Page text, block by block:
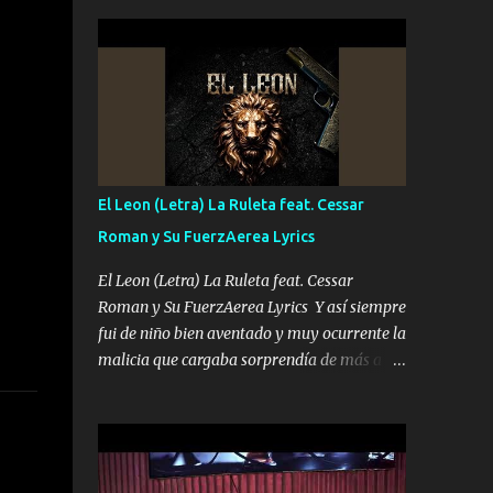
conciertos más que llenar Se mueven solo
por el interés P...
inteligente junto con su hermano el TRES
blindado el Estado tiene andan ESPERANDO
al UNO QUE PRONTO ESTARÁ PRESENTE
Que no falten las bucanas ni tampoco las
mujeres porque es platica de grandes por eso
hay que estar alegres doy las instrucciones
para atender los deberes Música Si es que
salta algún problema de confianza tengo
gente ahí está el Hombre Cuarenta y
también Pariente 7 arreglan cualquier
problema no más es cuestión que ordené
NOS HACE FALTA UN HERMANO DE CLAVE
SIEMPRE VIO POR LA FAMILIA PARA QUE
SIGA EL LEGADO Es el DOS de los
HERMANOS un cerebro inteligente y com...
El Leon (Letra) La Ruleta feat. Cessar
Roman y Su FuerzAerea Lyrics
El Leon (Letra) La Ruleta feat. Cessar
Roman y Su FuerzAerea Lyrics Y así siempre
fui de niño bien aventado y muy ocurrente la
malicia que cargaba sorprendía de más a la
Tranquilo me la navego ando en lo mío sin